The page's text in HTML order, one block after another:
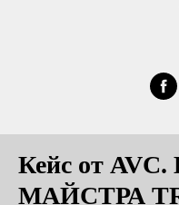
Кейс от
МАЙСТРА